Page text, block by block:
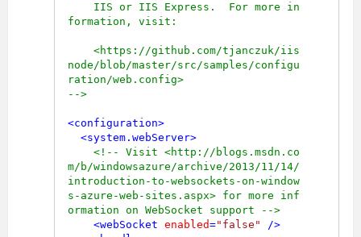
formation, visit:
    <https://github.com/tjanczuk/iis
node/blob/master/src/samples/configu
ration/web.config>
-->
<configuration>
<system.webServer>
<!-- Visit <http://blogs.msdn.co
m/b/windowsazure/archive/2013/11/14/
introduction-to-websockets-on-window
s-azure-web-sites.aspx> for more inf
ormation on WebSocket support -->
<webSocket enabled="false"
/>